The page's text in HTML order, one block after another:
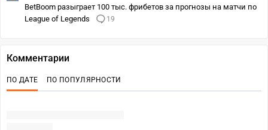
BetBoom разыграет 100 тыс. фрибетов за прогнозы на матчи по
League of Legends
19
Комментарии
ПО ДАТЕ ПО ПОПУЛЯРНОСТИ